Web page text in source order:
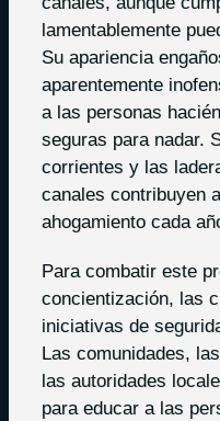
lamentablemente
Su apariencia
aparentemente
a las personas
seguras para nadar.
corrientes y las
canales contribuyen
ahogamiento cada
Para combatir este
concientización, las
iniciativas de
Las comunidades,
las autoridades
para educar a las